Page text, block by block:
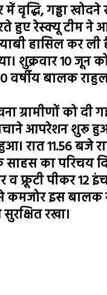
में वृद्धि, गड्ढा
हुए रेस्क्यू टीम ने
हासिल कर ली
शुक्रवार 10 जून
वर्षीय बालक
ग्रामीणों को
आपरेशन शुरू
रात 11.56 बजे
का परिचय
फ्रूटी पीकर 12
इस बालक
रखा।